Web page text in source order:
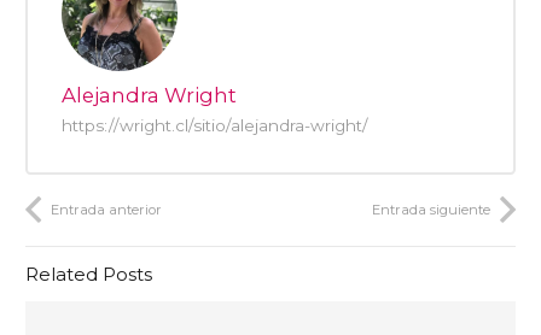
Alejandra Wright
https://wright.cl/sitio/alejandra-wright/
Entrada anterior Entrada siguiente
Related Posts